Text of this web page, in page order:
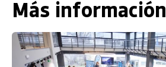
Más información